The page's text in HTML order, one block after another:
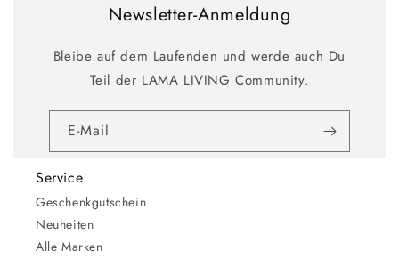
Newsletter-Anmeldung
Bleibe auf dem Laufenden und werde auch Du
Teil der LAMA LIVING Community.
E-Mail
Service
Geschenkgutschein
Neuheiten
Alle Marken